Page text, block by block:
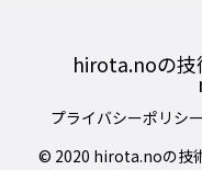
hirota.noの
プライバシーポリシー
© 2020 hirota.noの技